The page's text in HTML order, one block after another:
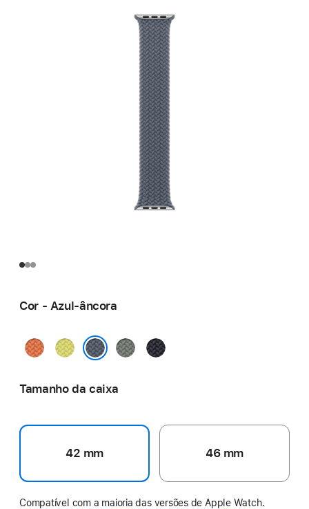
Cor - Azul-âncora
CúrcumaAmarelo-
Cinza-Meia-
Tamanho da caixa
42 mm 46 mm
Compatível com a maioria das versões de Apple Watch.